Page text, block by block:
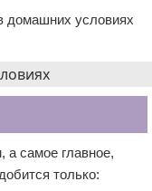
домашних условиях
самое главное,
только: